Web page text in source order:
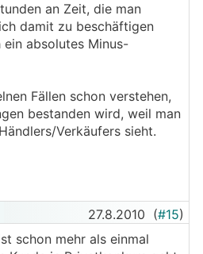
an Zeit, die man
damit zu beschäftigen
absolutes Minus-
Fällen schon verstehen,
bestanden wird, weil man
Verkäufers sieht.
27.8.2010 (#15)
schon mehr als einmal